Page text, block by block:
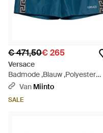
€ 471,50€ 265
Versace
Badmode ,Blauw ,Polyester
Jacquard Zwemshorts - Blauw
Van Miinto
SALE